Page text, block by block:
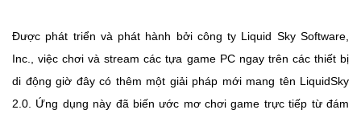
Được phát triển và phát hành bởi công ty Liquid Sky Software,
Inc., việc chơi và stream các tựa game PC ngay trên các thiết bị
di động giờ đây có thêm một giải pháp mới mang tên LiquidSky
2.0. Ứng dụng này đã biến ước mơ chơi game trực tiếp từ đám